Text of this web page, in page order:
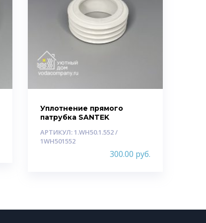
Уплотнение прямого
патрубка SANTEK
АРТИКУЛ: 1.WH50.1.552 /
1WH501552
300.00 руб.